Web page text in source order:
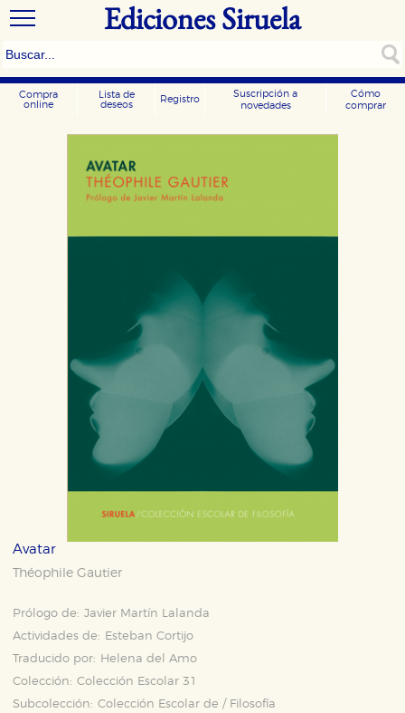
Ediciones Siruela
Compra
online
Lista de
deseos
Registro
Suscripción a
novedades
Cómo
comprar
Avatar
Théophile Gautier
Prólogo de: Javier Martín Lalanda
Actividades de:
Esteban Cortijo
Traducido por:
Helena del Amo
Colección: Colección Escolar 31
Subcolección: Colección Escolar de / Filosofía